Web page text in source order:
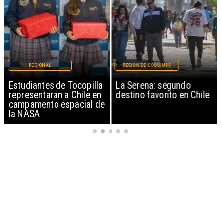
Estudiantes de Tocopilla
representarán a Chile en
campamento espacial de
la NASA
REGIONAL
La Serena: segundo
destino favorito en Chile
REGIÓN DE COQUIMBO